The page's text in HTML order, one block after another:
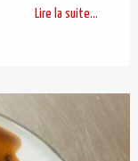
Lire la suite...